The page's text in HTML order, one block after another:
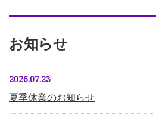
お知らせ
2026.07.23
夏季休業のお知らせ